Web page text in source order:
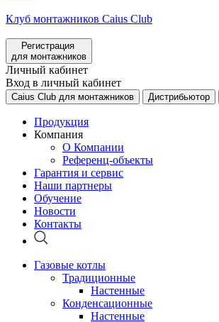
Клуб монтажников Caius Club
Регистрация
для монтажников
Личный кабинет
Вход в личный кабинет
Caius Club для монтажников Дистрибьютор
Продукция
Компания
О Компании
Референц-объекты
Гарантия и сервис
Наши партнеры
Обучение
Новости
Контакты
Газовые котлы
Традиционные
Настенные
Конденсационные
Настенные